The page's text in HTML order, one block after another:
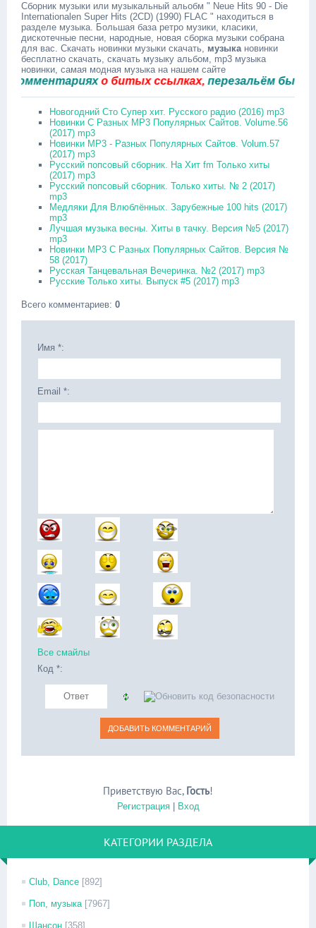
Сборник музыки или музыкальный альобм " Neue Hits 90 - Die
Internationalen Super Hits (2CD) (1990) FLAC " находиться в
разделе музыка. Большая база ретро музики, класики,
дискотечные песни, народные, новая сборка музыки собрана
для вас. Скачать новинки музыки скачать, музыкановинки
бесплатно скачать, скачать музыку альбом, mp3 музыка
новинки, самая модная музыка на нашем сайте
о битых ссылках,перезальём быстро.
Новогодний Сто Супер хит. Русского радио (2016) mp3
Новинки С Разных MP3 Популярных Сайтов. Volume.56
(2017) mp3
Новинки MP3 - Разных Популярных Сайтов. Volum.57
(2017) mp3
Русский попсовый сборник. На Хит fm Только хиты
(2017) mp3
Русский попсовый сборник. Только хиты. № 2 (2017)
mp3
Медляки Для Влюблённых. Зарубежные 100 hits (2017)
mp3
Лучшая музыка весны. Хиты в тачку. Версия №5 (2017)
mp3
Новинки MP3 С Разных Популярных Сайтов. Версия №
58 (2017)
Русская Танцевальная Вечеринка. №2 (2017) mp3
Русские Только хиты. Выпуск #5 (2017) mp3
Всего комментариев: 0
Имя *:
Email *:
Все смайлы
Код *:
Приветствую Вас, Гость!
Регистрация| Вход
КАТЕГОРИИ РАЗДЕЛА
Club, Dance [892]
Поп, музыка [7967]
Шансон [358]